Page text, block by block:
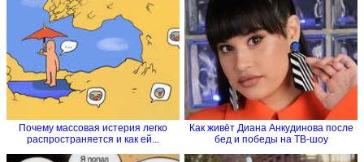
Почему массовая истерия легко
распространяется и как ей...
Как живёт Диана Анкудинова после
бед и победы на ТВ-шоу